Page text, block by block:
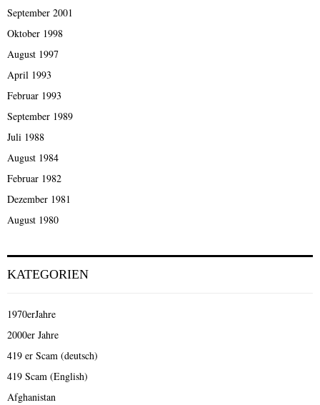
September 2001
Oktober 1998
August 1997
April 1993
Februar 1993
September 1989
Juli 1988
August 1984
Februar 1982
Dezember 1981
August 1980
KATEGORIEN
1970erJahre
2000er Jahre
419 er Scam (deutsch)
419 Scam (English)
Afghanistan